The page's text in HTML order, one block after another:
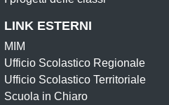
LINK ESTERNI
MIM
Ufficio Scolastico Regionale
Ufficio Scolastico Territoriale
Scuola in Chiaro